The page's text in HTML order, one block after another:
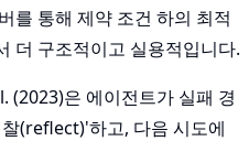
를 통해 제약 조건 하의 최적
더 구조적이고 실용적입니다.
(2023)은 에이전트가 실패 경
(reflect)'하고, 다음 시도에